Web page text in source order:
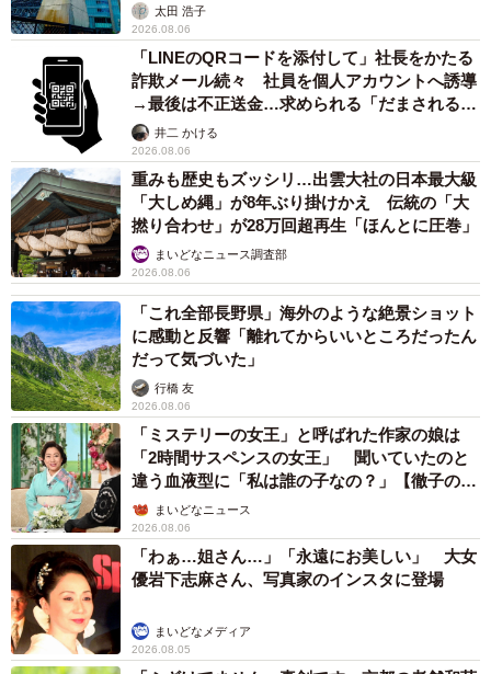
太田 浩子
2026.08.06
「LINEのQRコードを添付して」社長をかたる
詐欺メール続々 社員を個人アカウントへ誘導
→最後は不正送金…求められる「だまされる前
提」の対策
井二 かける
2026.08.06
重みも歴史もズッシリ…出雲大社の日本最大級
「大しめ縄」が8年ぶり掛けかえ 伝統の「大
撚り合わせ」が28万回超再生「ほんとに圧巻」
まいどなニュース調査部
2026.08.06
「これ全部長野県」海外のような絶景ショット
に感動と反響「離れてからいいところだったん
だって気づいた」
行橋 友
2026.08.06
「ミステリーの女王」と呼ばれた作家の娘は
「2時間サスペンスの女王」 聞いていたのと
違う血液型に「私は誰の子なの？」【徹子の部
屋】まいどなニュース
2026.08.06
「わぁ…姐さん…」「永遠にお美しい」 大女
優岩下志麻さん、写真家のインスタに登場
まいどなメディア
2026.08.05